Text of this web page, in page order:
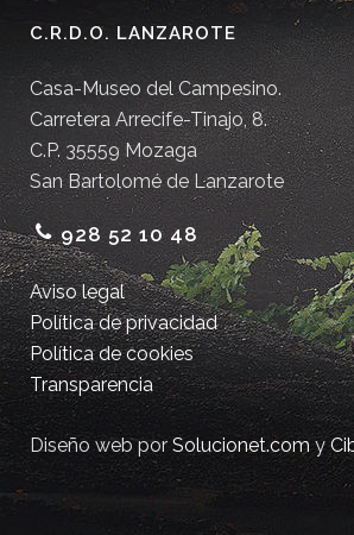
C.R.D.O. LANZAROTE
Casa-Museo del Campesino.
Carretera Arrecife-Tinajo, 8.
C.P. 35559 Mozaga
San Bartolomé de Lanzarote
928 52 10 48
Aviso legal
Política de privacidad
Política de cookies
Transparencia
Diseño web porSolucionet.comy